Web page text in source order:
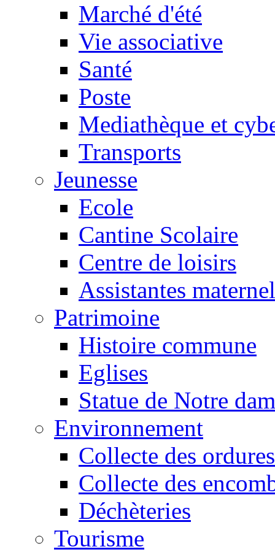
Marché d'été
Vie associative
Santé
Poste
Mediathèque et
Transports
Jeunesse
Ecole
Cantine Scolaire
Centre de loisirs
Assistantes
Patrimoine
Histoire commune
Eglises
Statue de Notre
Environnement
Collecte des ordures
Collecte des
Déchèteries
Tourisme